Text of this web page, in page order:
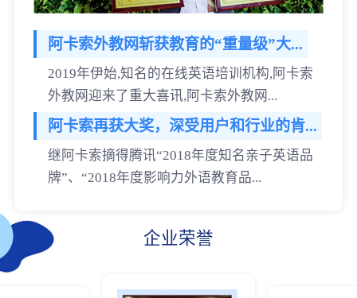
阿卡索外教网斩获教育的“重量级”大...
2019年伊始,知名的在线英语培训机构,阿卡索
外教网迎来了重大喜讯,阿卡索外教网...
阿卡索再获大奖，深受用户和行业的肯...
继阿卡索摘得腾讯“2018年度知名亲子英语品
牌”、“2018年度影响力外语教育品...
企业荣誉